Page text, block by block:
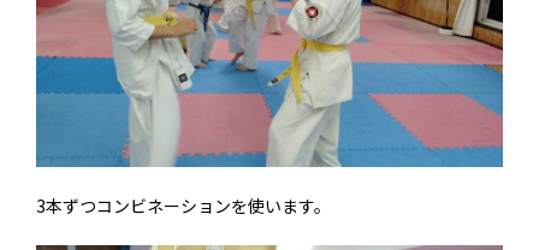
3本ずつコンビネーションを使います。